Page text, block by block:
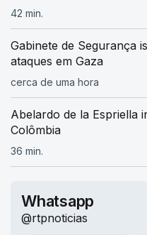
42 min.
Gabinete de Segurança
ataques em Gaza
cerca de uma hora
Abelardo de la Espriella
Colômbia
36 min.
Whatsapp
@rtpnoticias